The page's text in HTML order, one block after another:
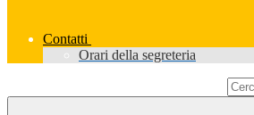
Contatti
Orari della segreteria